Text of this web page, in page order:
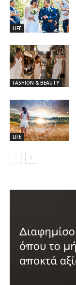
LIFE
FASHION & BEAUTY
LIFE